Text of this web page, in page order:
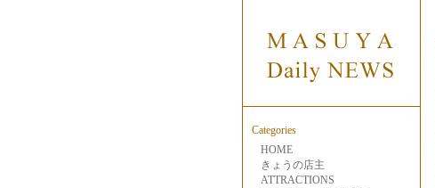
Categories
HOME
きょうの店主
ATTRACTIONS